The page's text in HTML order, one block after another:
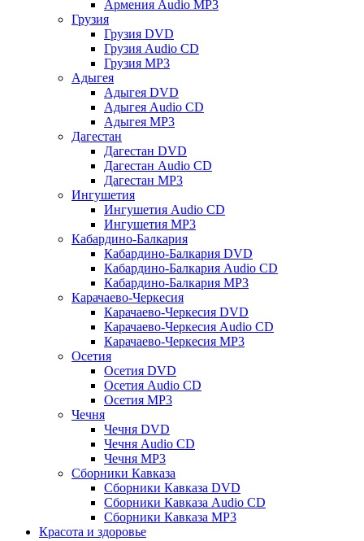
Армения Audio MP3
Грузия
Грузия DVD
Грузия Audio CD
Грузия MP3
Адыгея
Адыгея DVD
Адыгея Audio CD
Адыгея MP3
Дагестан
Дагестан DVD
Дагестан Audio CD
Дагестан MP3
Ингушетия
Ингушетия Audio CD
Ингушетия MP3
Кабардино-Балкария
Кабардино-Балкария DVD
Кабардино-Балкария Audio CD
Кабардино-Балкария MP3
Карачаево-Черкесия
Карачаево-Черкесия DVD
Карачаево-Черкесия Audio CD
Карачаево-Черкесия MP3
Осетия
Осетия DVD
Осетия Audio CD
Осетия MP3
Чечня
Чечня DVD
Чечня Audio CD
Чечня MP3
Сборники Кавказа
Сборники Кавказа DVD
Сборники Кавказа Audio CD
Сборники Кавказа MP3
Красота и здоровье